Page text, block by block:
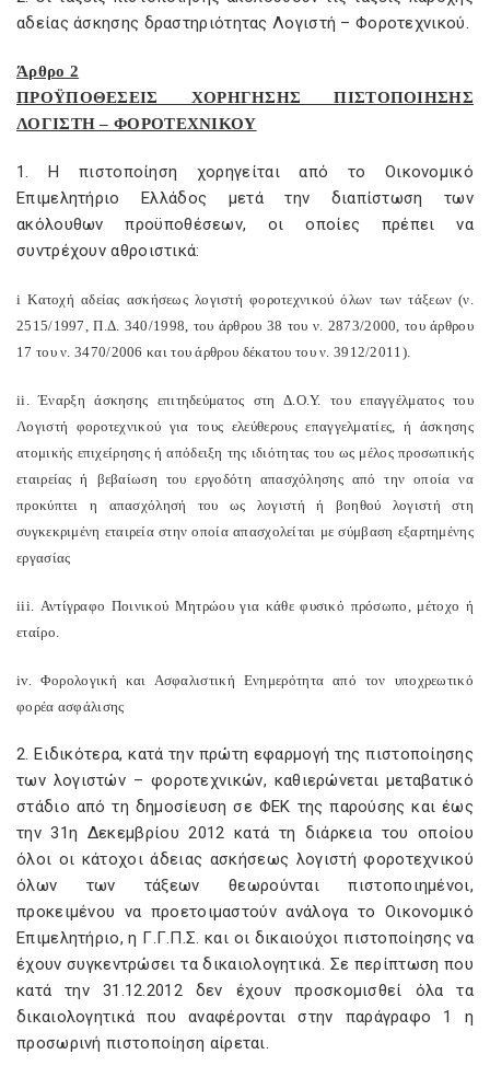
αδείας άσκησης δραστηριότητας Λογιστή – Φοροτεχνικού.
Άρθρο 2
ΠΡΟΫΠΟΘΕΣΕΙΣ ΧΟΡΗΓΗΣΗΣ ΠΙΣΤΟΠΟΙΗΣΗΣ
ΛΟΓΙΣΤΗ – ΦΟΡΟΤΕΧΝΙΚΟΥ
1. Η πιστοποίηση χορηγείται από το Οικονομικό
Επιμελητήριο Ελλάδος μετά την διαπίστωση των
ακόλουθων προϋποθέσεων, οι οποίες πρέπει να
συντρέχουν αθροιστικά:
i Κατοχή αδείας ασκήσεως λογιστή φοροτεχνικού όλων των τάξεων (ν.
2515/1997, Π.Δ. 340/1998, του άρθρου 38 του ν. 2873/2000, του άρθρου
17 του ν. 3470/2006 και του άρθρου δέκατου του ν. 3912/2011).
ii. Έναρξη άσκησης επιτηδεύματος στη Δ.Ο.Υ. του επαγγέλματος του
Λογιστή φοροτεχνικού για τους ελεύθερους επαγγελματίες, ή άσκησης
ατομικής επιχείρησης ή απόδειξη της ιδιότητας του ως μέλος προσωπικής
εταιρείας ή βεβαίωση του εργοδότη απασχόλησης από την οποία να
προκύπτει η απασχόλησή του ως λογιστή ή βοηθού λογιστή στη
συγκεκριμένη εταιρεία στην οποία απασχολείται με σύμβαση εξαρτημένης
εργασίας
iii. Αντίγραφο Ποινικού Μητρώου για κάθε φυσικό πρόσωπο, μέτοχο ή
εταίρο.
iv. Φορολογική και Ασφαλιστική Ενημερότητα από τον υποχρεωτικό
φορέα ασφάλισης
2. Ειδικότερα, κατά την πρώτη εφαρμογή της πιστοποίησης
των λογιστών – φοροτεχνικών, καθιερώνεται μεταβατικό
στάδιο από τη δημοσίευση σε ΦΕΚ της παρούσης και έως
την 31η Δεκεμβρίου 2012 κατά τη διάρκεια του οποίου
όλοι οι κάτοχοι άδειας ασκήσεως λογιστή φοροτεχνικού
όλων των τάξεων θεωρούνται πιστοποιημένοι,
προκειμένου να προετοιμαστούν ανάλογα το Οικονομικό
Επιμελητήριο, η Γ.Γ.Π.Σ. και οι δικαιούχοι πιστοποίησης να
έχουν συγκεντρώσει τα δικαιολογητικά. Σε περίπτωση που
κατά την 31.12.2012 δεν έχουν προσκομισθεί όλα τα
δικαιολογητικά που αναφέρονται στην παράγραφο 1 η
προσωρινή πιστοποίηση αίρεται.